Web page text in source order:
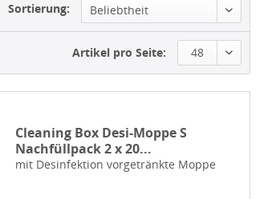
Sortierung: Beliebtheit
Artikel pro Seite: 48
Cleaning Box Desi-Moppe S
Nachfüllpack 2 x 20...
mit Desinfektion vorgetränkte Moppe